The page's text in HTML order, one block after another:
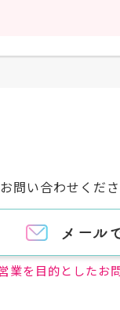
問い合わせくだ
業を目的としたお